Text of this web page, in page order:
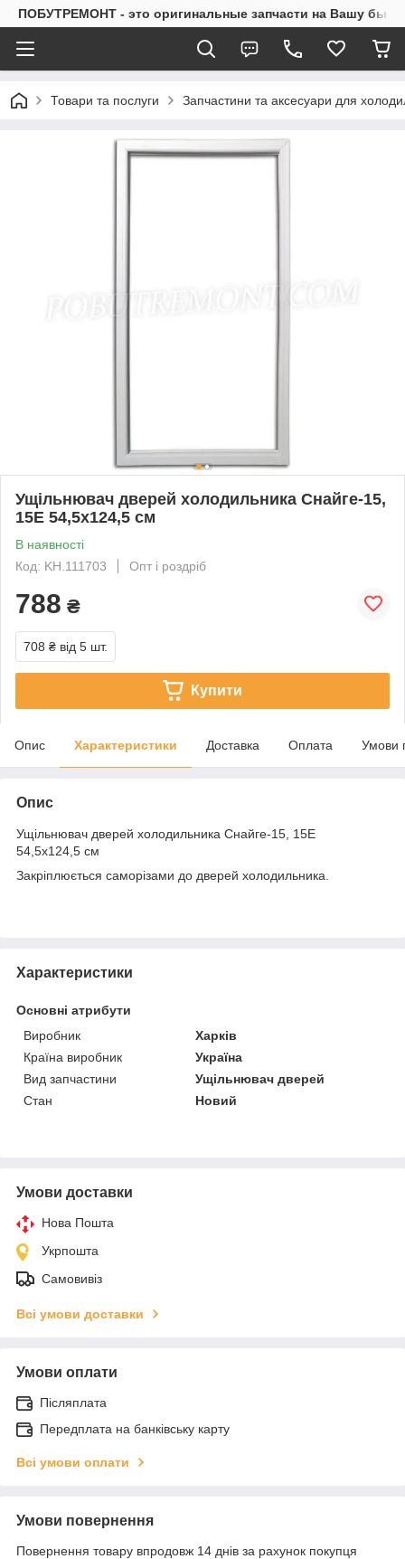
ПОБУТРЕМОНТ - это оригинальные запчасти на Вашу
Товари та послуги Запчастини та аксесуари для
Ущільнювач дверей холодильника Снайге-15,
15Е 54,5х124,5 см
В наявності
Код: KH.111703
Опт і роздріб
788 ₴
708 ₴ від 5 шт.
Купити
Опис Характеристики Доставка Оплата Умови
Опис
Ущільнювач дверей холодильника Снайге-15, 15Е
54,5х124,5 см
Закріплюється саморізами до дверей холодильника.
Характеристики
Основні атрибути
Виробник
Харків
Країна виробник
Україна
Вид запчастини
Ущільнювач дверей
Стан
Новий
Умови доставки
Нова Пошта
Укрпошта
Самовивіз
Всі умови доставки
Умови оплати
Післяплата
Передплата на банківську карту
Всі умови оплати
Умови повернення
Повернення товару впродовж 14 днів за рахунок покупця